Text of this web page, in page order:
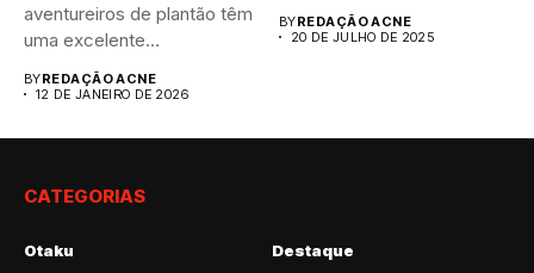
aventureiros de plantão têm
uma excelente
oportunidade de
modernizar...
BYREDAÇÃO ACNE
12 DE JANEIRO DE 2026
BYREDAÇÃO ACNE
20 DE JULHO DE 2025
CATEGORIAS
Otaku
Destaque